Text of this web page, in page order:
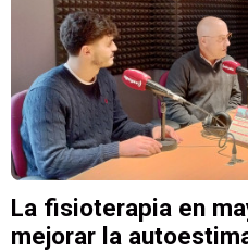
La fisioterapia en
mejorar la